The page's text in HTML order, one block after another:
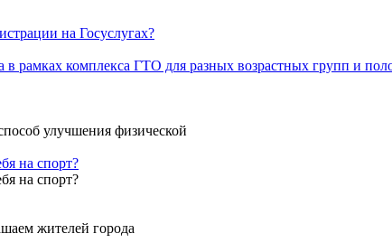
на Госуслугах?
рамках комплекса ГТО для разных возрастных групп и
улучшения физической
на спорт?️
на спорт?
жителей города